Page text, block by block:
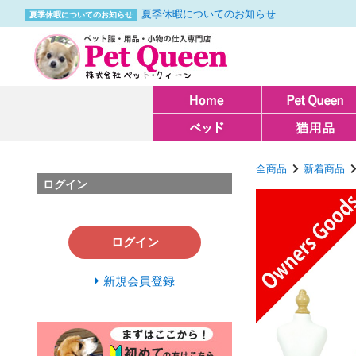
夏季休暇についてのお知らせ 夏季休暇についてのお知らせ
全商品 新着商品
ログイン
ログイン
新規会員登録